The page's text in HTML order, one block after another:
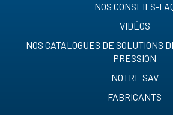
NOS CONSEILS-
VIDÉOS
NOS CATALOGUES DE SOLUTIONS
PRESSION
NOTRE SAV
FABRICANTS